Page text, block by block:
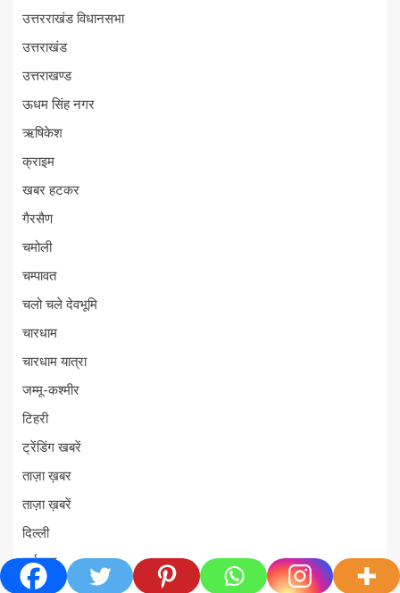
उत्तरराखंड विधानसभा
उत्तराखंड
उत्तराखण्ड
ऊधम सिंह नगर
ऋषिकेश
क्राइम
खबर हटकर
गैरसैण
चमोली
चम्पावत
चलो चले देवभूमि
चारधाम
चारधाम यात्रा
जम्मू-कश्मीर
टिहरी
ट्रेंडिंग खबरें
ताज़ा ख़बर
ताज़ा ख़बरें
दिल्ली
दुर्घटना